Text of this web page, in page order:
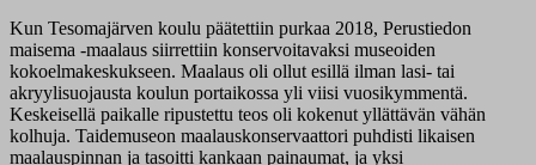
Kun Tesomajärven koulu päätettiin purkaa 2018, Perustiedon
maisema -maalaus siirrettiin konservoitavaksi museoiden
kokoelmakeskukseen. Maalaus oli ollut esillä ilman lasi- tai
akryylisuojausta koulun portaikossa yli viisi vuosikymmentä.
Keskeisellä paikalle ripustettu teos oli kokenut yllättävän vähän
kolhuja. Taidemuseon maalauskonservaattori puhdisti likaisen
maalauspinnan ja tasoitti kankaan painaumat, ja yksi